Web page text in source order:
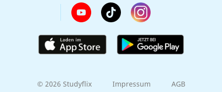
© 2026 Studyflix Impressum AGB